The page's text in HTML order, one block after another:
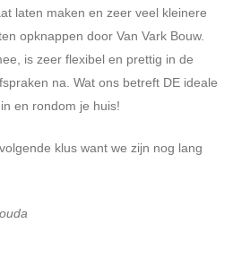
laten maken en zeer veel kleinere
opknappen door Van Vark Bouw.
is zeer flexibel en prettig in de
na. Wat ons betreft DE ideale
en rondom je huis!
klus want we zijn nog lang